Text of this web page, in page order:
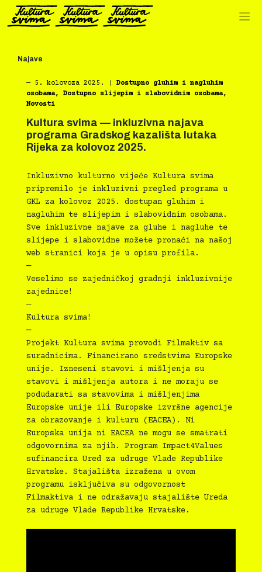
Preskoči
sadržaj
Najave
― 5. kolovoza 2025.
Dostupno gluhim i nagluhim
osobama, Dostupno slijepim i slabovidnim osobama,
Novosti
Kultura svima — inkluzivna najava
programa Gradskog kazališta lutaka
Rijeka za kolovoz 2025.
Inkluzivno kulturno vijeće Kultura svima
pripremilo je inkluzivni pregled programa u
GKL za kolovoz 2025. dostupan gluhim i
nagluhim te slijepim i slabovidnim osobama.
Sve inkluzivne najave za gluhe i nagluhe te
slijepe i slabovidne možete pronaći na našoj
web stranici koja je u opisu profila.
—
Veselimo se zajedničkoj gradnji inkluzivnije
zajednice!
—
Kultura svima!
—
Projekt Kultura svima provodi Filmaktiv sa
suradnicima. Financirano sredstvima Europske
unije. Izneseni stavovi i mišljenja su
stavovi i mišljenja autora i ne moraju se
podudarati sa stavovima i mišljenjima
Europske unije ili Europske izvršne agencije
za obrazovanje i kulturu (EACEA). Ni
Europska unija ni EACEA ne mogu se smatrati
odgovornima za njih. Program Impact4Values
sufinancira Ured za udruge Vlade Republike
Hrvatske. Stajališta izražena u ovom
programu isključiva su odgovornost
Filmaktiva i ne odražavaju stajalište Ureda
za udruge Vlade Republike Hrvatske.